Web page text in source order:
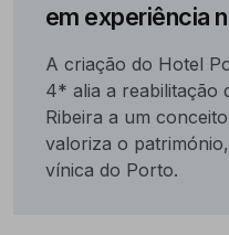
em experiência
A criação do Hotel
4* alia a reabilitação
Ribeira a um
valoriza o
vínica do Porto.